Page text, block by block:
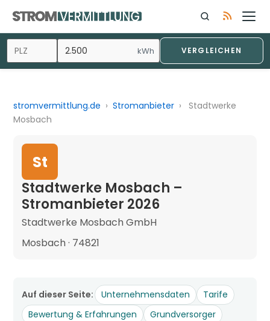
kWh VERGLEICHEN
stromvermittlung.de › Stromanbieter ›
Stadtwerke
Mosbach
St
Stadtwerke Mosbach –
Stromanbieter 2026
Stadtwerke Mosbach GmbH
Mosbach · 74821
Auf dieser Seite: Unternehmensdaten
Tarife
Bewertung & Erfahrungen
Grundversorger